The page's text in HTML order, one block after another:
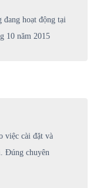
hoạt động tại
10 năm 2015
việc cài đặt và
Đúng chuyên